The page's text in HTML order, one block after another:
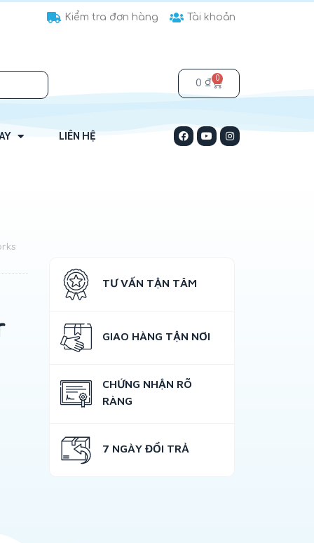
Kiểm tra đơn hàng Tài khoản
0₫ 0
LIÊN HỆ
TƯ VẤN TẬN TÂM
GIAO HÀNG TẬN NƠI
CHỨNG NHẬN RÕ
RÀNG
7 NGÀY ĐỔI TRẢ